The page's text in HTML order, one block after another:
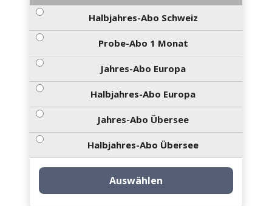
Halbjahres-Abo Schweiz
Probe-Abo 1 Monat
Jahres-Abo Europa
Halbjahres-Abo Europa
Jahres-Abo Übersee
Halbjahres-Abo Übersee
Auswählen